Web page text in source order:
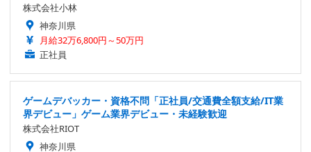
株式会社小林
神奈川県
月給32万6,800円～50万円
正社員
ゲームデバッカー・資格不問「正社員/交通費全額支給/IT業
界デビュー」ゲーム業界デビュー・未経験歓迎
株式会社RIOT
神奈川県